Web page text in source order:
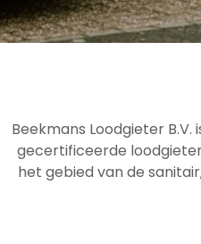
Beekmans Loodgieter
gecertificeerde
het gebied van de